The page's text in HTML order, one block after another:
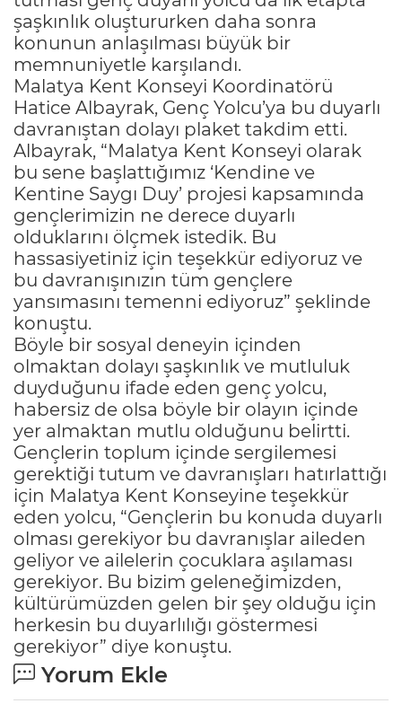
şaşkınlık oluştururken daha sonra
konunun anlaşılması büyük bir
memnuniyetle karşılandı.
Malatya Kent Konseyi Koordinatörü
Hatice Albayrak, Genç Yolcu’ya bu duyarlı
davranıştan dolayı plaket takdim etti.
Albayrak, “Malatya Kent Konseyi olarak
bu sene başlattığımız ‘Kendine ve
Kentine Saygı Duy’ projesi kapsamında
gençlerimizin ne derece duyarlı
olduklarını ölçmek istedik. Bu
hassasiyetiniz için teşekkür ediyoruz ve
bu davranışınızın tüm gençlere
yansımasını temenni ediyoruz” şeklinde
konuştu.
Böyle bir sosyal deneyin içinden
olmaktan dolayı şaşkınlık ve mutluluk
duyduğunu ifade eden genç yolcu,
habersiz de olsa böyle bir olayın içinde
yer almaktan mutlu olduğunu belirtti.
Gençlerin toplum içinde sergilemesi
gerektiği tutum ve davranışları hatırlattığı
için Malatya Kent Konseyine teşekkür
eden yolcu, “Gençlerin bu konuda duyarlı
olması gerekiyor bu davranışlar aileden
geliyor ve ailelerin çocuklara aşılaması
gerekiyor. Bu bizim geleneğimizden,
kültürümüzden gelen bir şey olduğu için
herkesin bu duyarlılığı göstermesi
gerekiyor” diye konuştu.
Yorum Ekle